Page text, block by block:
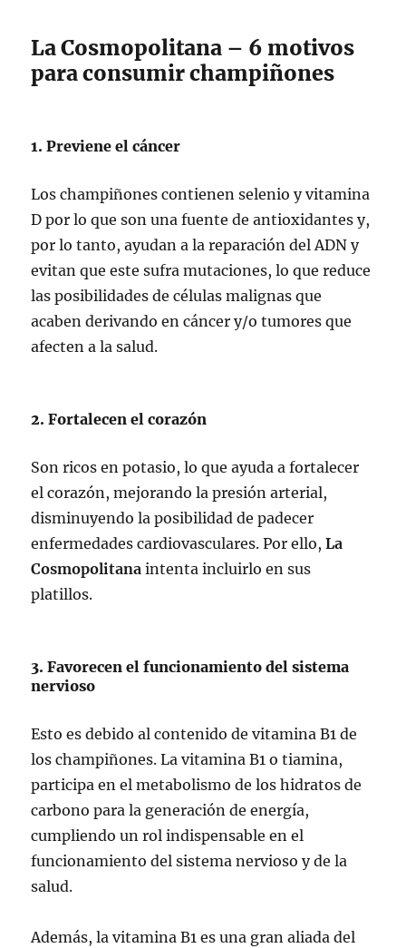
La Cosmopolitana – 6 motivos
para consumir champiñones
1. Previene el cáncer
Los champiñones contienen selenio y vitamina
D por lo que son una fuente de antioxidantes y,
por lo tanto, ayudan a la reparación del ADN y
evitan que este sufra mutaciones, lo que reduce
las posibilidades de células malignas que
acaben derivando en cáncer y/o tumores que
afecten a la salud.
2. Fortalecen el corazón
Son ricos en potasio, lo que ayuda a fortalecer
el corazón, mejorando la presión arterial,
disminuyendo la posibilidad de padecer
enfermedades cardiovasculares. Por ello,La
Cosmopolitanaintenta incluirlo en sus
platillos.
3. Favorecen el funcionamiento del sistema
nervioso
Esto es debido al contenido de vitamina B1 de
los champiñones. La vitamina B1 o tiamina,
participa en el metabolismo de los hidratos de
carbono para la generación de energía,
cumpliendo un rol indispensable en el
funcionamiento del sistema nervioso y de la
salud.
Además, la vitamina B1 es una gran aliada del